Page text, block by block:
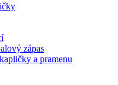
zápas
a pramenu